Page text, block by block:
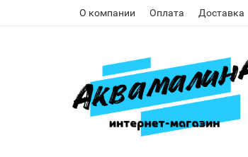
О компании Оплата Доставка